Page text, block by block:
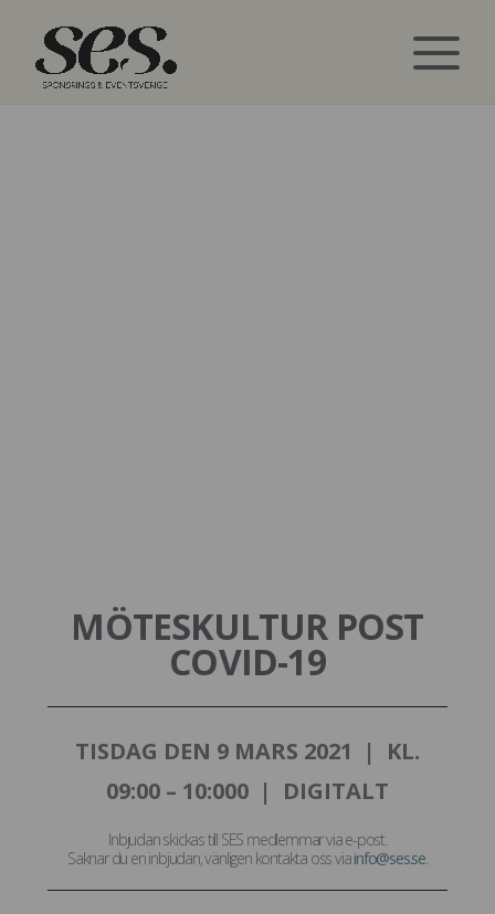
MÖTESKULTUR POST
COVID-19
TISDAG DEN 9 MARS 2021 | KL.
09:00 – 10:000 | DIGITALT
Inbjudan skickas till SES medlemmar via e-post.
Saknar du en inbjudan, vänligen kontakta oss viainfo@ses.se.